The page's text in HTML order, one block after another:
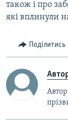
також і про
які вплинули
Поділитись